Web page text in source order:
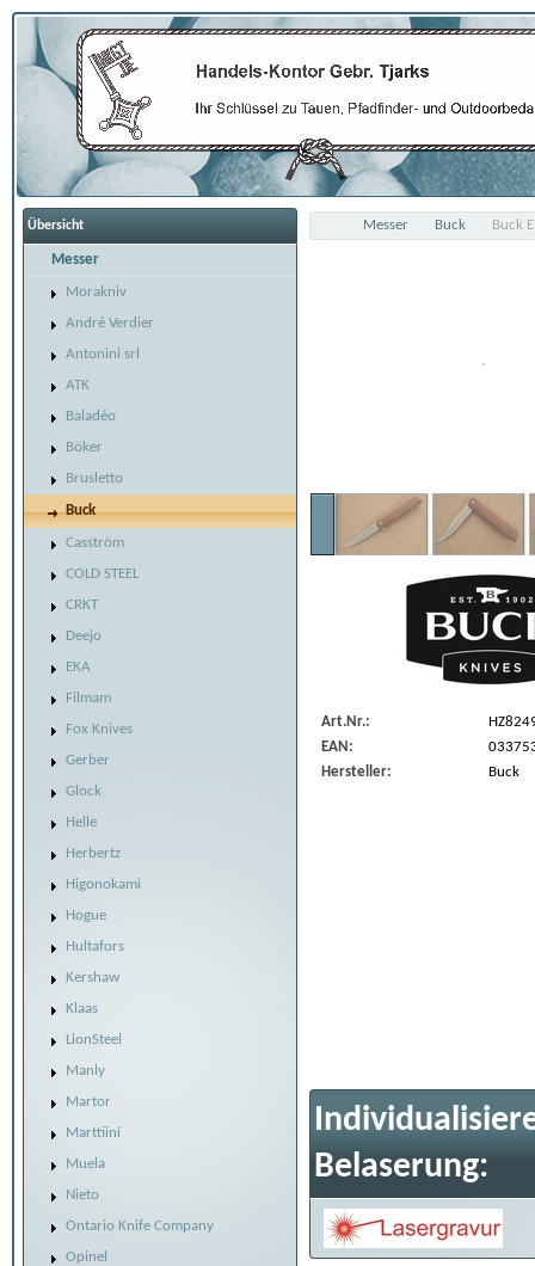
Übersicht
Messer
Morakniv
André Verdier
Antonini srl
ATK
Baladéo
Böker
Brusletto
Buck
Casström
COLD STEEL
CRKT
Deejo
EKA
Filmam
Fox Knives
Gerber
Glock
Helle
Herbertz
Higonokami
Hogue
Hultafors
Kershaw
Klaas
LionSteel
Manly
Martor
Marttiini
Muela
Nieto
Ontario Knife Company
Opinel
Messer Buck Buck
Art.Nr.:
EAN:
Hersteller:
Buck
Belaserung: